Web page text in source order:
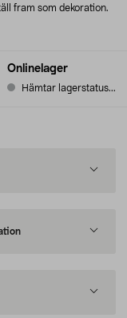
Onlinelager
Hämtar lagerstatus...
fram som dekoration.